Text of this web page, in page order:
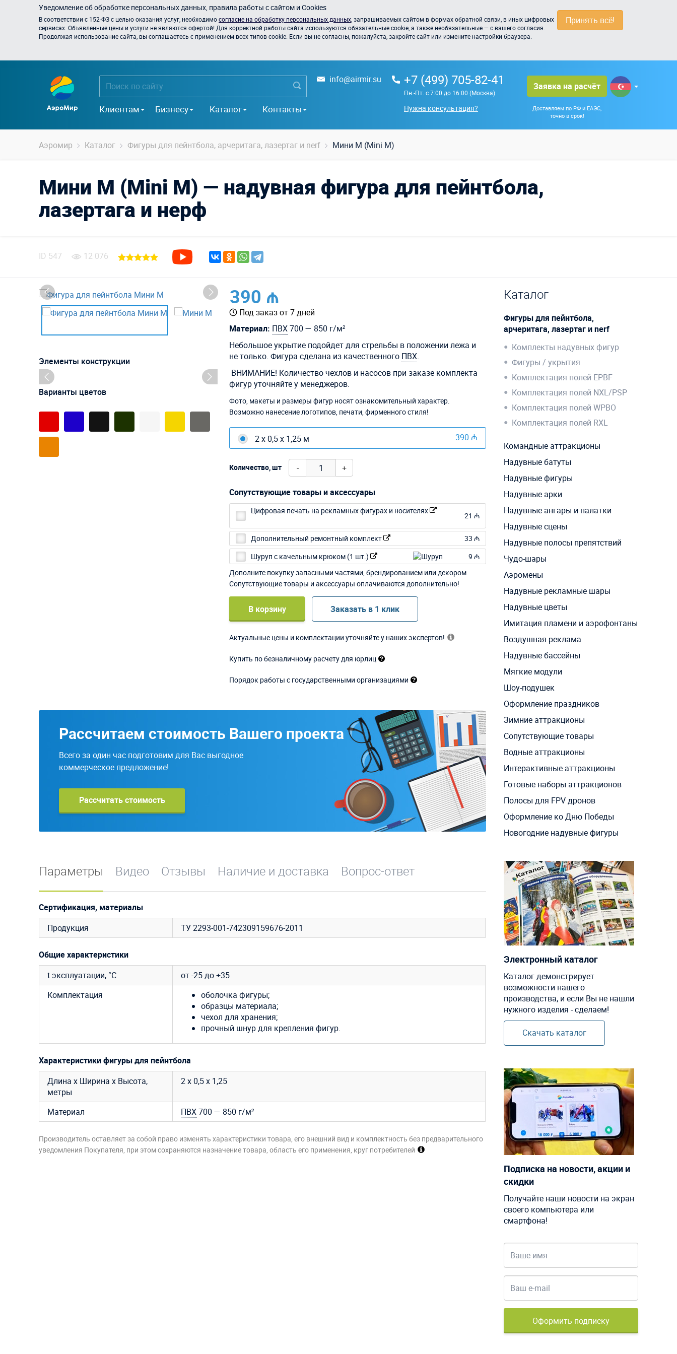
Принять всё!
Уведомление об обработке персональных данных, правила работы с сайтом и Cookies
В соответствии с 152-ФЗ с целью оказания услуг, необходимосогласие на обработку персональных данных , запрашиваемых сайтом в формах обратной связи, в иных цифровых
сервисах. Объявленные цены и услуги не являются офертой! Для корректной работы сайта используются обязательные cookie, а также необязательные — с вашего согласия.
Продолжая использование сайта, вы соглашаетесь с применением всех типов cookie. Если вы не согласны, пожалуйста, закройте сайт или измените настройки браузера.
Клиентам Бизнесу Каталог Контакты
info@airmir.su +7 (499) 705-82-41
Пн.-Пт. с 7:00 до 16:00 (Москва)
Нужна консультация?
Заявка на расчёт
Доставляем по РФ и ЕАЭС,
точно в срок!
Аэромир Каталог Фигуры для пейнтбола, арчеритага, лазертаг и nerf Мини М (Mini M)
Мини М (Mini M) — надувная фигура для пейнтбола,
лазертага и нерф
ID 547 12 076
Элементы конструкции
Варианты цветов
390 ₼
Под заказ от 7 дней
Материал: ПВХ700 — 850 г/м²
Небольшое укрытие подойдет для стрельбы в положении лежа и
не только. Фигура сделана из качественного ПВХ.
ВНИМАНИЕ! Количество чехлов и насосов при заказе комплекта
фигур уточняйте у менеджеров.
Фото, макеты и размеры фигур носят ознакомительный характер.
Возможно нанесение логотипов, печати, фирменного стиля!
2 х 0,5 х 1,25 м 390 ₼
Количество, шт - +
Сопутствующие товары и аксессуары
Цифровая печать на рекламных фигурах и носителях
21 ₼
Дополнительный ремонтный комплект
33 ₼
Шуруп с качельным крюком (1 шт.)
9 ₼
Дополните покупку запасными частями, брендированием или декором.
Сопутствующие товары и аксессуары оплачиваются дополнительно!
В корзину Заказать в 1 клик
Актуальные цены и комплектации уточняйте у наших экспертов!
Купить по безналичному расчету для юрлиц
Порядок работы с государственными организациями
Рассчитаем стоимость Вашего проекта
Всего за один час подготовим для Вас выгодное
коммерческое предложение!
Рассчитать стоимость
Параметры Видео Отзывы Наличие и доставка Вопрос-ответ
Сертификация, материалы
Продукция
ТУ 2293-001-742309159676-2011
Общие характеристики
t эксплуатации, °C
от -25 до +35
Комплектация
оболочка фигуры;
образцы материала;
чехол для хранения;
прочный шнур для крепления фигур.
Характеристики фигуры для пейнтбола
Длина х Ширина х Высота,
метры
2 х 0,5 х 1,25
Материал ПВХ700 — 850 г/м²
Производитель оставляет за собой право изменять характеристики товара, его внешний вид и комплектность без предварительного
уведомления Покупателя, при этом сохраняются назначение товара, область его применения, круг потребителей
Каталог
Фигуры для пейнтбола,
арчеритага, лазертаг и nerf
Комплекты надувных фигур
Фигуры / укрытия
Комплектация полей EPBF
Комплектация полей NXL/PSP
Комплектация полей WPBO
Комплектация полей RXL
Командные аттракционы
Надувные батуты
Надувные фигуры
Надувные арки
Надувные ангары и палатки
Надувные сцены
Надувные полосы препятствий
Чудо-шары
Аэромены
Надувные рекламные шары
Надувные цветы
Имитация пламени и аэрофонтаны
Воздушная реклама
Надувные бассейны
Мягкие модули
Шоу-подушек
Оформление праздников
Зимние аттракционы
Сопутствующие товары
Водные аттракционы
Интерактивные аттракционы
Готовые наборы аттракционов
Полосы для FPV дронов
Оформление ко Дню Победы
Новогодние надувные фигуры
Электронный каталог
Каталог демонстрирует
возможности нашего
производства, и если Вы не нашли
нужного изделия - сделаем!
Скачать каталог
Подписка на новости, акции и
скидки
Получайте наши новости на экран
своего компьютера или
смартфона!
Оформить подписку